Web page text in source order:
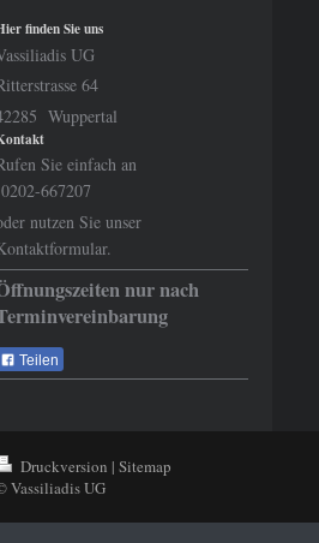
finden Sie uns
UG
64
Wuppertal
Sie einfach an
0202-667207
nutzen Sie unser
nur nach
Teilen
Druckversion | Sitemap
Vassiliadis UG